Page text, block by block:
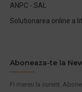
ANPC - SAL
Solutionarea online a
Aboneaza-te la
Fi mereu la curent.